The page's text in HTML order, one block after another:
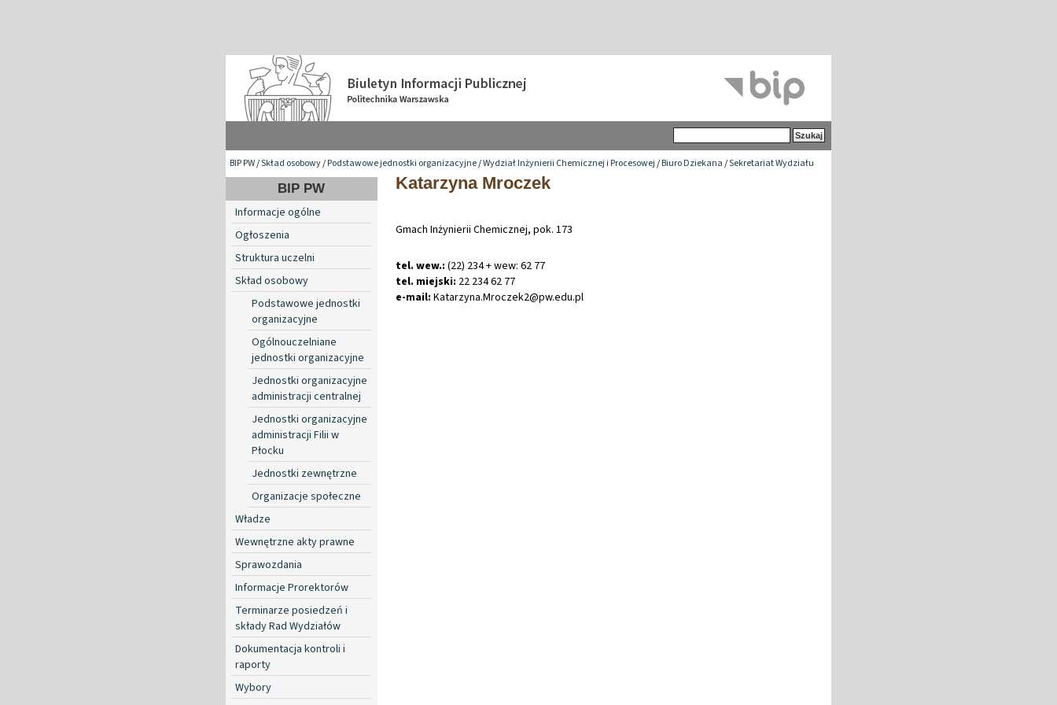
BIP PW/Skład osobowy/Podstawowe jednostki organizacyjne/Wydział Inżynierii Chemicznej i Procesowej/Biuro Dziekana/Sekretariat Wydziału
BIP PW
Informacje ogólne
Ogłoszenia
Struktura uczelni
Skład osobowy
Podstawowe jednostki
organizacyjne
Ogólnouczelniane
jednostki organizacyjne
Jednostki organizacyjne
administracji centralnej
Jednostki organizacyjne
administracji Filii w
Płocku
Jednostki zewnętrzne
Organizacje społeczne
Władze
Wewnętrzne akty prawne
Sprawozdania
Informacje Prorektorów
Terminarze posiedzeń i
składy Rad Wydziałów
Dokumentacja kontroli i
raporty
Wybory
Katarzyna Mroczek
Gmach Inżynierii Chemicznej, pok. 173
tel. wew.: (22) 234 + wew: 62 77
tel. miejski: 22 234 62 77
e-mail: Katarzyna.Mroczek2@pw.edu.pl